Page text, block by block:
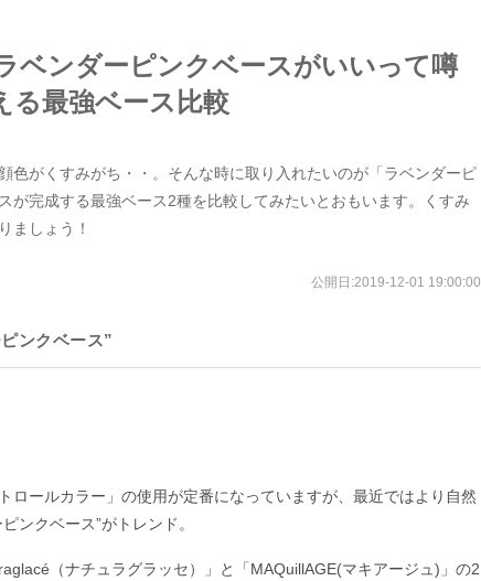
ベンダーピンクベースがいいって噂
る最強ベース比較
色がくすみがち・・。そんな時に取り入れたいのが「ラベンダーピ
が完成する最強ベース2種を比較してみたいとおもいます。くすみ
ましょう！
公開日:2019-12-01 19:00:00
ンクベース”
ロールカラー」の使用が定番になっていますが、最近ではより自然
ンクベース”がトレンド。
（ナチュラグラッセ）」と「MAQuillAGE(マキアージュ)」の2